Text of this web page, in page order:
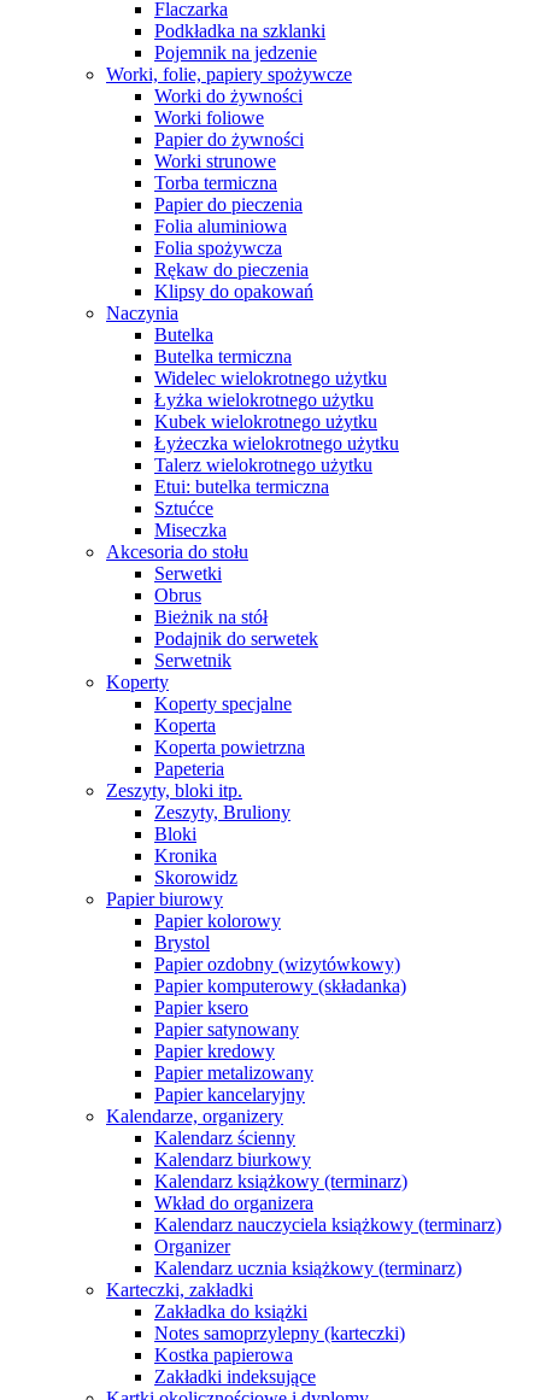
Flaczarka
Podkładka na szklanki
Pojemnik na jedzenie
Worki, folie, papiery spożywcze
Worki do żywności
Worki foliowe
Papier do żywności
Worki strunowe
Torba termiczna
Papier do pieczenia
Folia aluminiowa
Folia spożywcza
Rękaw do pieczenia
Klipsy do opakowań
Naczynia
Butelka
Butelka termiczna
Widelec wielokrotnego użytku
Łyżka wielokrotnego użytku
Kubek wielokrotnego użytku
Łyżeczka wielokrotnego użytku
Talerz wielokrotnego użytku
Etui: butelka termiczna
Sztućce
Miseczka
Akcesoria do stołu
Serwetki
Obrus
Bieżnik na stół
Podajnik do serwetek
Serwetnik
Koperty
Koperty specjalne
Koperta
Koperta powietrzna
Papeteria
Zeszyty, bloki itp.
Zeszyty, Bruliony
Bloki
Kronika
Skorowidz
Papier biurowy
Papier kolorowy
Brystol
Papier ozdobny (wizytówkowy)
Papier komputerowy (składanka)
Papier ksero
Papier satynowany
Papier kredowy
Papier metalizowany
Papier kancelaryjny
Kalendarze, organizery
Kalendarz ścienny
Kalendarz biurkowy
Kalendarz książkowy (terminarz)
Wkład do organizera
Kalendarz nauczyciela książkowy (terminarz)
Organizer
Kalendarz ucznia książkowy (terminarz)
Karteczki, zakładki
Zakładka do książki
Notes samoprzylepny (karteczki)
Kostka papierowa
Zakładki indeksujące